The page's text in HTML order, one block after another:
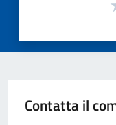
Contatta il